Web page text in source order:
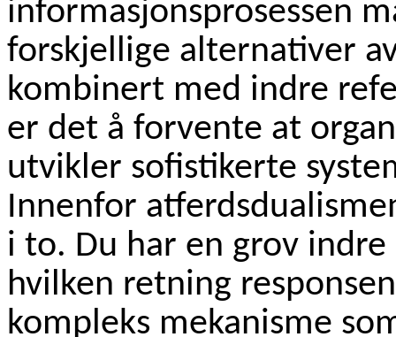
informasjonsprosessen
forskjellige alternativer
kombinert med indre
er det å forvente at
utvikler sofistikerte
Innenfor
i to. Du har en grov
hvilken retning
kompleks mekanisme